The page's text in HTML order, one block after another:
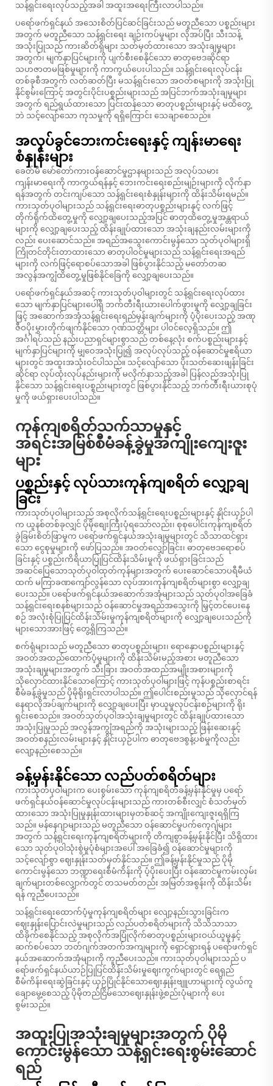
သန့်ရှင်းရေးလုပ်သည့်အခါ အထူးအရေးကြီးလာပါသည်။
ပရော်ဖက်ရှင်နယ် အသေးစိတ်ပြင်ဆင်ခြင်းသည် မတူညီသော ပစ္စည်းများ
အတွက် မတူညီသော သန့်ရှင်းရေး ချဉ်းကပ်မှုများ လိုအပ်ပြီး သီးသန့်
အသုံးပြုသည် ကားဆိတ်ရှိများ သတ်မှတ်ထားသော အသုံးချမှုများ
အတွက်၊ မျက်နှာပြင်များကို ပျက်စီးစေနိုင်သော ဓာတုဗေဒဆိုင်ရာ
သဟဇာတမဖြစ်မှုများကို ကာကွယ်ပေးပါသည်။ သန့်ရှင်းရေးလုပ်ငန်း
တစ်ခုစီအတွက် လတ်ဆတ်ပြီး မသန့်ရှင်းသော အဝတ်စများကို အသုံးပြု
နိုင်စွမ်းကြောင့် အတွင်းပိုင်းပစ္စည်းများသည် အပြင်ဘက်အသုံးချမှုများ
အတွက် ရည်ရွယ်ထားသော ပြင်းထန်သော ဓာတုပစ္စည်းများနှင့် မထိတွေ့
ဘဲ သင့်လျော်သော ကုသမှုကို ရရှိကြောင်း သေချာစေသည်။
အလုပ်ခွင်ဘေးကင်းရေးနှင့် ကျန်းမာရေး
စံနှုန်းများ
ခေတ်မီ မော်တော်ကားဝန်ဆောင်မှုဌာနများသည် အလုပ်သမား
ကျန်းမာရေးကို ကာကွယ်ရန်နှင့် ဘေးကင်းရေးစည်းမျဉ်းများကို လိုက်နာ
ရန်အတွက် တင်းကျပ်သော သန့်ရှင်းရေးစံနှုန်းများကို ထိန်းသိမ်းရမည်။
ကားသုတ်ပုဝါများသည် သန့်ရှင်းရေးဓာတုပစ္စည်းများနှင့် လက်ဖြင့်
တိုက်ရိုက်ထိတွေ့မှုကို လျှော့ချပေးသည့်အပြင် ဓာတုထိတွေ့မှုအန္တရာယ်
များကို လျှော့ချပေးသည့် ထိန်းချုပ်ထားသော အသုံးချနည်းလမ်းများကို
လည်း ပေးဆောင်သည်။ အရည်အသွေးကောင်းမွန်သော သုတ်ပုဝါများရှိ
ကြိုတင်တိုင်းတာထားသော ဓာတုပါဝင်မှုများသည် သန့်ရှင်းရေးအရည်
များကို လက်ဖြင့်ရောစပ်သောအခါ ဖြစ်ပွားနိုင်သည့် မတော်တဆ
အလွန်အကျွံထိတွေ့မှုဖြစ်နိုင်ခြေကို လျှော့ချပေးသည်။
ပရော်ဖက်ရှင်နယ်အဆင့် ကားသုတ်ပုဝါများတွင် သန့်ရှင်းရေးလုပ်ထား
သော မျက်နှာပြင်များပေါ်ရှိ ဘက်တီးရီးယားပေါက်ဖွားမှုကို လျှော့ချခြင်း
ဖြင့် အဆောက်အအုံသန့်ရှင်းရေးရည်မှန်းချက်များကို ပံ့ပိုးပေးသည့် အဏု
ဇီဝပိုးမွှားတိုက်ဖျက်နိုင်သော ဂုဏ်သတ္တိများ ပါဝင်လေ့ရှိသည်။ ဤ
အင်္ဂါရပ်သည် နည်းပညာရှင်များစွာသည် တစ်နေ့လုံး စက်ပစ္စည်းများနှင့်
မျက်နှာပြင်များကို မျှဝေအသုံးပြု၍ အလုပ်လုပ်သည့် ဝန်ဆောင်မှုဧရိယာ
များတွင် အထူးအသုံးဝင်ပါသည်။ သင့်လျော်သော ပိုးသတ်ဆေးဖျန်းခြင်း
ဆိုင်ရာ လုပ်ထုံးလုပ်နည်းများကို မလိုက်နာသည့်အခါ ပြန်လည်အသုံးပြု
နိုင်သော သန့်ရှင်းရေးပစ္စည်းများတွင် ဖြစ်ပွားနိုင်သည့် ဘက်တီးရီးယားစုပုံ
မှုကို ဖယ်ရှားပေးပါသည်။
ကုန်ကျစရိတ်သက်သာမှုနှင့်
အရင်းအမြစ်စီမံခန့်ခွဲမှုအကျိုးကျေးဇူး
များ
ပစ္စည်းနှင့် လုပ်သားကုန်ကျစရိတ် လျှော့ချ
ခြင်း
ကားသုတ်ပုဝါများသည် အစုလိုက်သန့်ရှင်းရေးပစ္စည်းများနှင့် နှိုင်းယှဉ်ပါ
က ယူနစ်တစ်ခုလျှင် ပိုမိုစျေးကြီးပုံရသော်လည်း၊ စုစုပေါင်းကုန်ကျစရိတ်
ခွဲခြမ်းစိတ်ဖြာမှုက ပရော်ဖက်ရှင်နယ်အသုံးချမှုများတွင် သိသာထင်ရှား
သော ငွေစုမှုများကို ဖော်ပြသည်။ အဝတ်လျှော်ခြင်း၊ ဓာတုဗေဒရောစပ်
ခြင်းနှင့် ပစ္စည်းကိရိယာပြုပြင်ထိန်းသိမ်းမှုကို ဖယ်ရှားခြင်းသည်
အဆင်ပြေသောသုတ်ပုဝါထုတ်ကုန်များအတွက် ပေးဆောင်သောပရီမီယံ
ထက် မကြာခဏကျော်လွန်သော လုပ်အားကုန်ကျစရိတ်များစွာ လျှော့ချ
ပေးသည်။ ပရော်ဖက်ရှင်နယ်အဆောက်အအုံများသည် သုတ်ပုဝါအခြေခံ
သန့်ရှင်းရေးစနစ်များသည် ဝန်ဆောင်မှုအရည်အသွေးကို မြှင့်တင်ပေးနေ
စဉ် အလုံးစုံပြုပြင်ထိန်းသိမ်းမှုကုန်ကျစရိတ်များကို လျှော့ချပေးသည်ကို
များသောအားဖြင့် တွေ့ရှိကြသည်။
စက်ရုံများသည် မတူညီသော ဓာတုပစ္စည်းများ၊ ရောနှောပစ္စည်းများနှင့်
အဝတ်အထည်ထောက်ပံ့မှုများကို ထိန်းသိမ်းမည့်အစား မတူညီသော
အသုံးချမှုများအတွက် သီးခြား အဝတ်အထည်အမျိုးအစားများကို
သိုလှောင်ထားနိုင်သောကြောင့် ကားသုတ်ပုဝါများဖြင့် ကုန်ပစ္စည်းစာရင်း
စီမံခန့်ခွဲမှုသည် ပိုမိုရိုးရှင်းလာပါသည်။ ဤပေါင်းစည်းမှုသည် သိုလှောင်ရန်
နေရာလိုအပ်ချက်များကို လျှော့ချပေးပြီး မှာယူမှုလုပ်ငန်းစဉ်များကို ရိုး
ရှင်းစေသည်။ အဝတ်သုတ်ပုဝါအသုံးချမှုများတွင် ထိန်းချုပ်ထားသော
အသုံးပြုမှုသည် အလွန်အကျွံအရည်ကို အသုံးများသည့် ဖြန်းဆေးနှင့်
အဝတ်စနည်းလမ်းများနှင့် နှိုင်းယှဉ်ပါက ဓာတုဗေဒစွန့်ပစ်မှုကိုလည်း
လျော့နည်းစေသည်။
ခန့်မှန်းနိုင်သော လည်ပတ်စရိတ်များ
ကားသုတ်ပုဝါများက ပေးစွမ်းသော ကုန်ကျစရိတ်ခန့်မှန်းနိုင်မှုမှ ပရော်
ဖက်ရှင်နယ်ဝန်ဆောင်မှုလုပ်ငန်းများသည် ကားတစ်စီးလျှင် စံသတ်မှတ်
ထားသော အသုံးပြုမှုနှုန်းထားများမှတစ်ဆင့် အကျိုးကျေးဇူးရရှိကြ
သည်။ မန်နေဂျာများသည် မတူညီသော ဝန်ဆောင်မှုပက်ကေ့ဂျ်များ
အတွက် သန့်ရှင်းရေးကုန်ကျစရိတ်များကို တိကျစွာခန့်မှန်းနိုင်ပြီး သိရှိထား
သော သုတ်ပုဝါသုံးစွဲမှုပုံစံများအပေါ် အခြေခံ၍ ဝန်ဆောင်မှုများကို
သင့်လျော်စွာ ဈေးနှုန်းသတ်မှတ်နိုင်သည်။ ဤခန့်မှန်းနိုင်မှုသည် ပိုမို
ကောင်းမွန်သော ဘဏ္ဍာရေးစီမံကိန်းကို ပံ့ပိုးပေးပြီး ဝန်ဆောင်မှုကမ်းလှမ်း
ချက်များတစ်လျှောက်တွင် တသမတ်တည်း အမြတ်အစွန်းကို ထိန်းသိမ်း
ရန် ကူညီပေးသည်။
သန့်ရှင်းရေးထောက်ပံ့မှုကုန်ကျစရိတ်များ လျော့နည်းသွားခြင်းက
ဈေးနှုန်းပြောင်းလဲမှုများသည် လည်ပတ်စရိတ်များကို သိသိသာသာ
ထိခိုက်စေနိုင်သည့် အစုလိုက်အပြုံလိုက်ဓာတုပစ္စည်းများဝယ်ယူမှုနှင့်
ဆက်စပ်သော ဘတ်ဂျက်အတက်အကျများကို ရှောင်ရှားရန် ပရော်ဖက်ရှင်
နယ်အဆောက်အအုံများကို ကူညီပေးသည်။ ကားသုတ်ပုဝါများသည် ပ
ရော်ဖက်ရှင်နယ်ယာဉ်ပြုပြင်ထိန်းသိမ်းမှုဈေးကွက်များတွင် ရေရှည်
စီမံကိန်းရေးဆွဲခြင်းနှင့် ယှဉ်ပြိုင်နိုင်သောဈေးနှုန်းဗျူဟာများကို လွယ်ကူ
ချောမွေ့စေသည့် ပိုမိုတည်ငြိမ်သောဈေးနှုန်းဖွဲ့စည်းပုံများကို ပေး
စွမ်းသည်။
အထူးပြုအသုံးချမှုများအတွက် ပိုမို
ကောင်းမွန်သော သန့်ရှင်းရေးစွမ်းဆောင်
ရည်